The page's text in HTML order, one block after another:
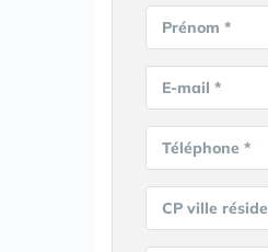
Prénom *
E-mail *
Téléphone *
CP ville